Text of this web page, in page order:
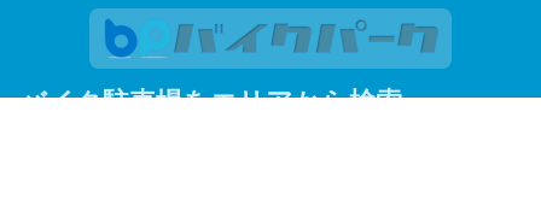
バイク駐車場をエリアから検索